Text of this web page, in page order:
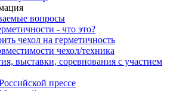
вопросы
- что это?
чехол на герметичность
чехол/техника
выставки, соревнования с участием
прессе